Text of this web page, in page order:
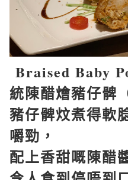
Braised Baby
統陳醋燴豬仔髀
豬仔髀炆煮得軟
嚼勁，
配上香甜嘅陳醋